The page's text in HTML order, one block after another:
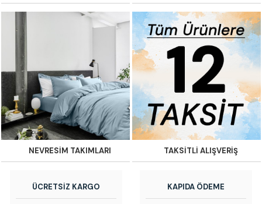
NEVRESİM TAKIMLARI TAKSİTLİ ALIŞVERİŞ
ÜCRETSİZ KARGO KAPIDA ÖDEME